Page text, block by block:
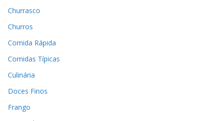
Churrasco
Churros
Comida Rápida
Comidas Típicas
Culinária
Doces Finos
Frango